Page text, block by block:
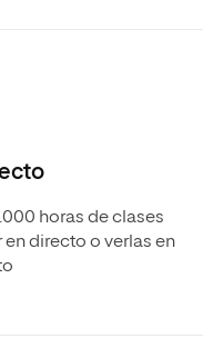
horas de clases
en directo o verlas en